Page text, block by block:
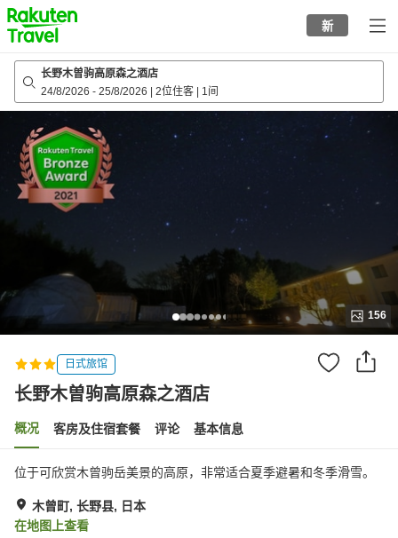
to
top
page
新
长野木曽驹高原森之酒店
24/8/2026 - 25/8/2026 2位住客 1间
156
日式旅馆
长野木曽驹高原森之酒店
概况 客房及住宿套餐 评论 基本信息
位于可欣赏木曾驹岳美景的高原，非常适合夏季避暑和冬季滑雪。
木曾町, 长野县, 日本
在地图上查看